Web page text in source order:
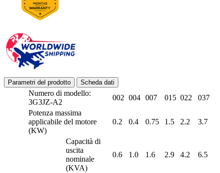
Parametri del prodotto Scheda dati
Numero di modello:
3G3JZ-A2
002 004 007 015 022
037
Potenza massima
applicabile del motore
(KW)
0.2 0.4 0.75 1.5 2.2 3.7
Capacità di
uscita
nominale
(KVA)
0.6 1.0 1.6 2.9 4.2 6.5